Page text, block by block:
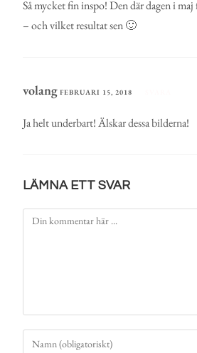
Så mycket fin inspo! Den där dagen i
– och vilket resultat sen 🙂
volang FEBRUARI 15, 2018
Ja helt underbart! Älskar dessa bilderna!
LÄMNA ETT SVAR